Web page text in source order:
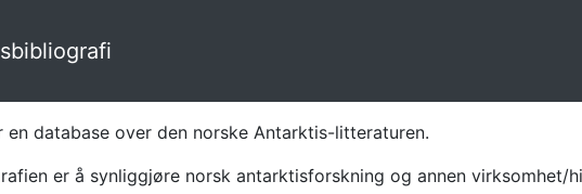
database over den norske Antarktis-litteraturen.
er å synliggjøre norsk antarktisforskning og annen